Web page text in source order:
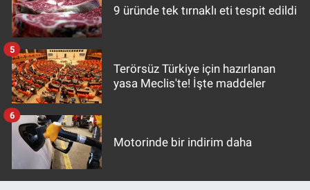
9 üründe tek tırnaklı eti tespit edildi
Terörsüz Türkiye için hazırlanan
yasa Meclis'te! İşte maddeler
5
Motorinde bir indirim daha
6